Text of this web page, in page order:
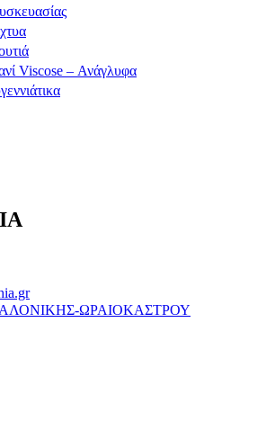
Viscose – Ανάγλυφα
ΩΡΑΙΟΚΑΣΤΡΟΥ